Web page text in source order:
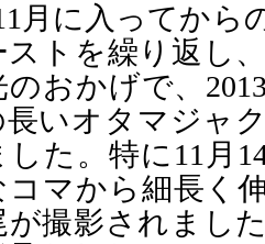
月に入ってから
トを繰り返し
おかげで、
いオタマジャ
た。特に11月
マから細長く
撮影されまし